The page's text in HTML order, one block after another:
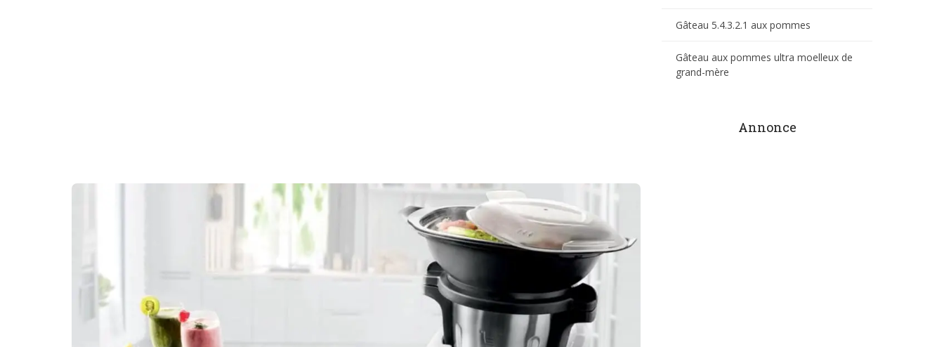
Gâteau 5.4.3.2.1 aux pommes
Gâteau aux pommes ultra moelleux de
grand-mère
Annonce